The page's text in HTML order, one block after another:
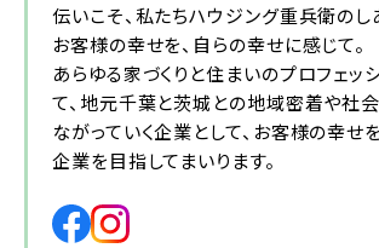
伝いこそ、私たちハウジング重兵衛のし
お客様の幸せを、自らの幸せに感じて。
あらゆる家づくりと住まいのプロフェッ
て、地元千葉と茨城との地域密着や社
ながっていく企業として、お客様の幸せ
企業を目指してまいります。